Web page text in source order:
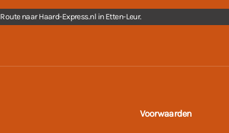
Route naar Haard-Express.nl in Etten-Leur.
Voorwaarden